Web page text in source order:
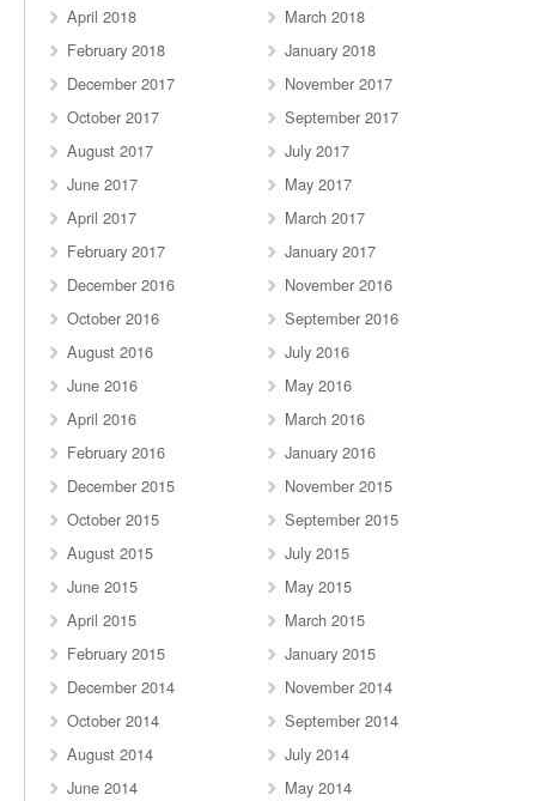
April 2018
March 2018
February 2018
January 2018
December 2017
November 2017
October 2017
September 2017
August 2017
July 2017
June 2017
May 2017
April 2017
March 2017
February 2017
January 2017
December 2016
November 2016
October 2016
September 2016
August 2016
July 2016
June 2016
May 2016
April 2016
March 2016
February 2016
January 2016
December 2015
November 2015
October 2015
September 2015
August 2015
July 2015
June 2015
May 2015
April 2015
March 2015
February 2015
January 2015
December 2014
November 2014
October 2014
September 2014
August 2014
July 2014
June 2014
May 2014